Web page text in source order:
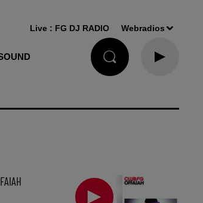
Live : FG DJ RADIO Webradios